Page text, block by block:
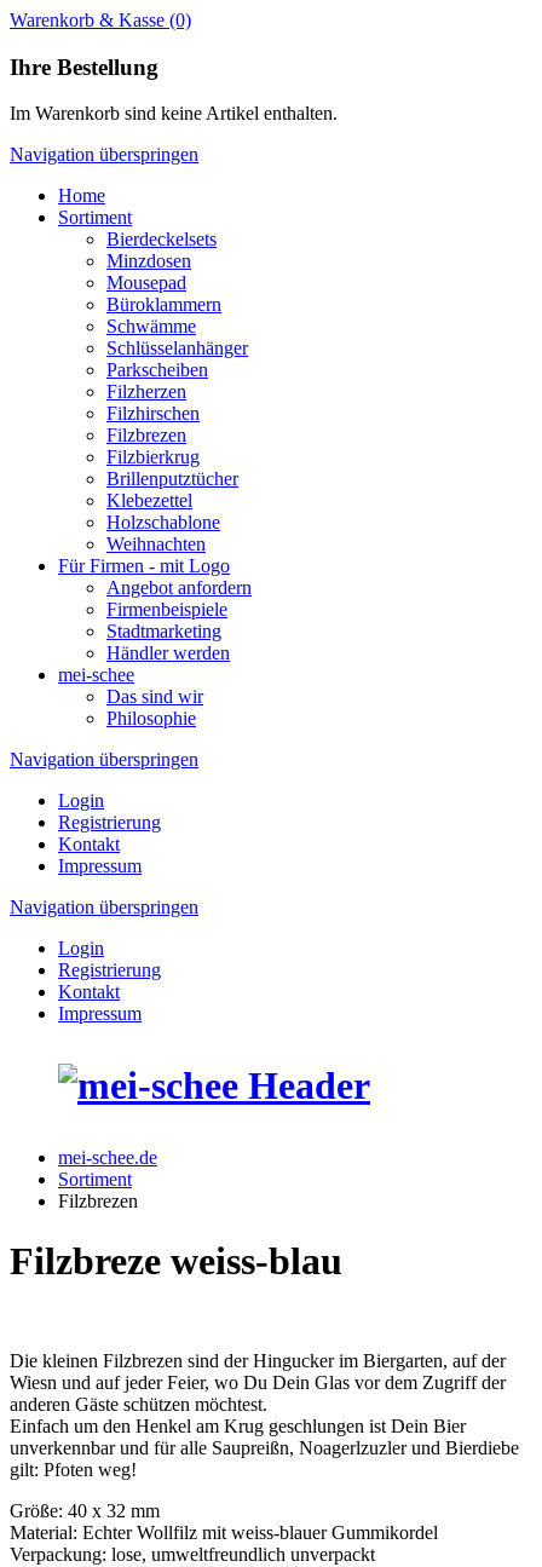
Warenkorb & Kasse (0)
Ihre Bestellung
Im Warenkorb sind keine Artikel enthalten.
Navigation überspringen
Home
Sortiment
Bierdeckelsets
Minzdosen
Mousepad
Büroklammern
Schwämme
Schlüsselanhänger
Parkscheiben
Filzherzen
Filzhirschen
Filzbrezen
Filzbierkrug
Brillenputztücher
Klebezettel
Holzschablone
Weihnachten
Für Firmen - mit Logo
Angebot anfordern
Firmenbeispiele
Stadtmarketing
Händler werden
mei-schee
Das sind wir
Philosophie
Navigation überspringen
Login
Registrierung
Kontakt
Impressum
Navigation überspringen
Login
Registrierung
Kontakt
Impressum
mei-schee.de
Sortiment
Filzbrezen
Filzbreze weiss-blau
Die kleinen Filzbrezen sind der Hingucker im Biergarten, auf der
Wiesn und auf jeder Feier, wo Du Dein Glas vor dem Zugriff der
anderen Gäste schützen möchtest.
Einfach um den Henkel am Krug geschlungen ist Dein Bier
unverkennbar und für alle Saupreißn, Noagerlzuzler und Bierdiebe
gilt: Pfoten weg!
Größe: 40 x 32 mm
Material: Echter Wollfilz mit weiss-blauer Gummikordel
Verpackung: lose, umweltfreundlich unverpackt